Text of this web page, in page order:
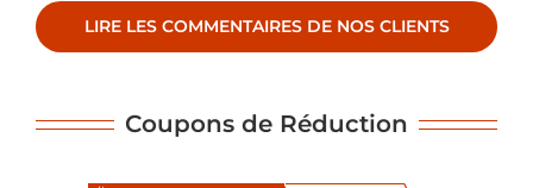
LIRE LES COMMENTAIRES DE NOS CLIENTS
Coupons de Réduction